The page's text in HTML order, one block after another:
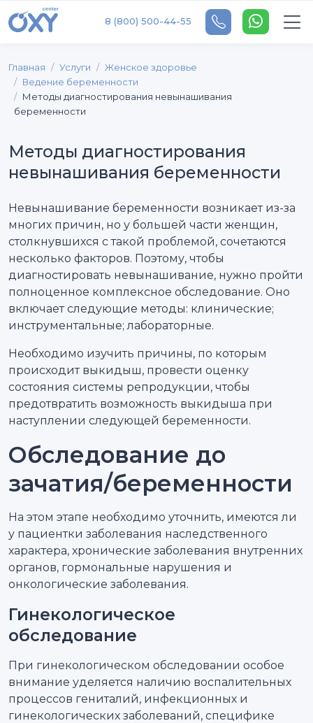
8 (800) 500-44-55
Главная Услуги
Женское здоровье
Ведение беременности
Методы диагностирования невынашивания
беременности
Методы диагностирования
невынашивания беременности
Невынашивание беременности возникает из-за
многих причин, но у большей части женщин,
столкнувшихся с такой проблемой, сочетаются
несколько факторов. Поэтому, чтобы
диагностировать невынашивание, нужно пройти
полноценное комплексное обследование. Оно
включает следующие методы: клинические;
инструментальные; лабораторные.
Необходимо изучить причины, по которым
происходит выкидыш, провести оценку
состояния системы репродукции, чтобы
предотвратить возможность выкидыша при
наступлении следующей беременности.
Обследование до
зачатия/беременности
На этом этапе необходимо уточнить, имеются ли
у пациентки заболевания наследственного
характера, хронические заболевания внутренних
органов, гормональные нарушения и
онкологические заболевания.
Гинекологическое
обследование
При гинекологическом обследовании особое
внимание уделяется наличию воспалительных
процессов гениталий, инфекционных и
гинекологических заболеваний, специфике